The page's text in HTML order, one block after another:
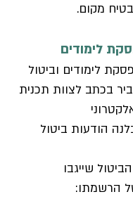
מקום.
לימודים
לימודים וביטול
בכתב לצוות תכנית
הודעות ביטול
שייגבו
הרשמתו: